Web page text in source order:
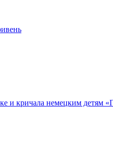
кричала немецким детям